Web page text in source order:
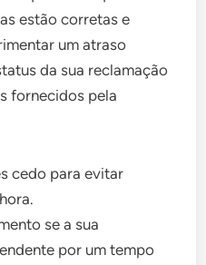
estão corretas e
um atraso
da sua reclamação
fornecidos pela
cedo para evitar
se a sua
por um tempo